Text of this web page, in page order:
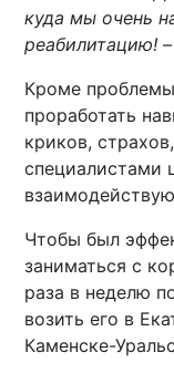
куда мы очень
реабилитацию!
Кроме
проработать
криков,
специалистами
Чтобы был
заниматься с
раза в неделю
возить его в
Каменске-